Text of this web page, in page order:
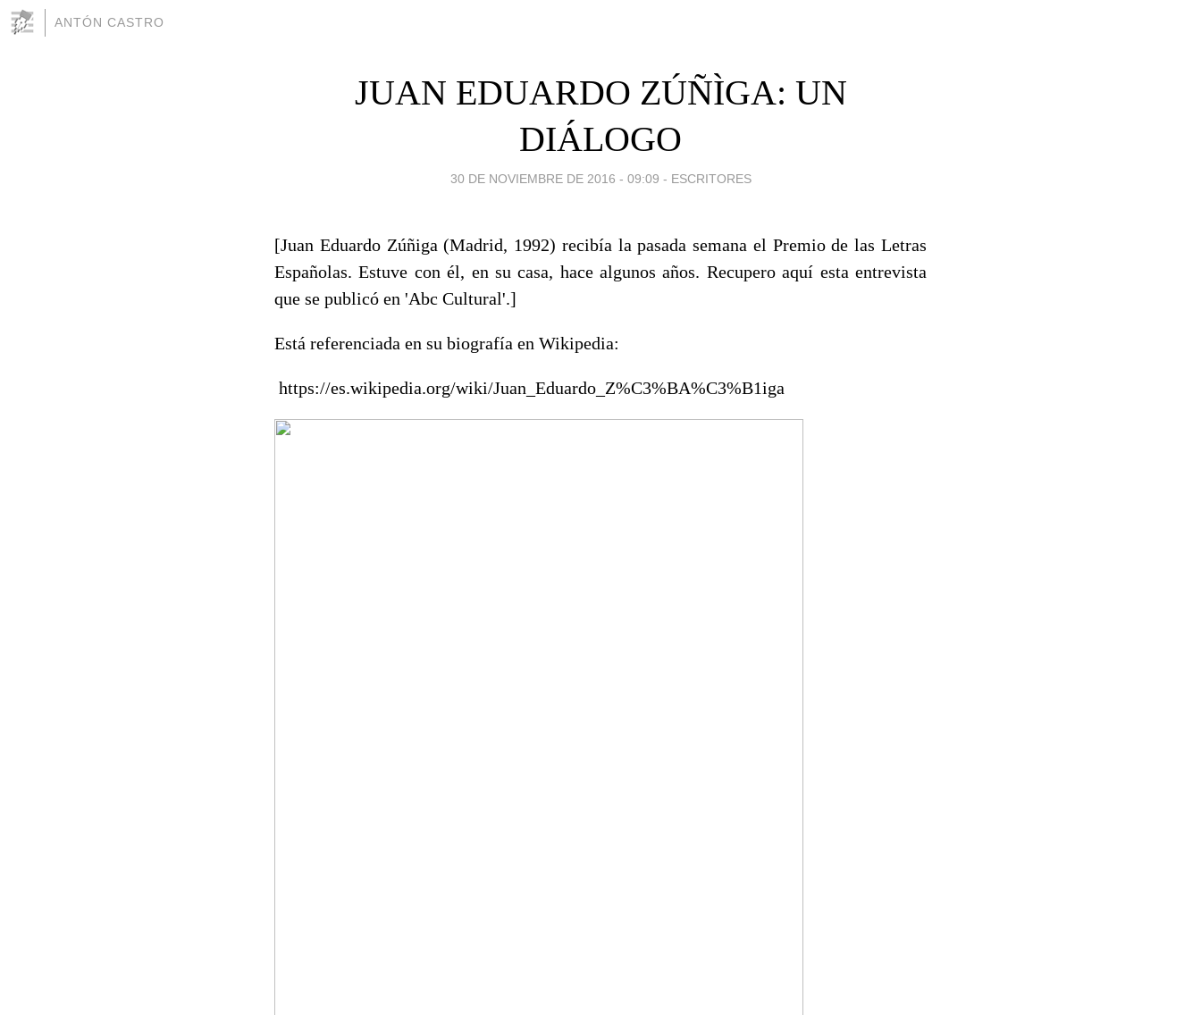
ANTÓN CASTRO
JUAN EDUARDO ZÚÑÌGA: UN
DIÁLOGO
30 DE NOVIEMBRE DE 2016 - 09:09 - ESCRITORES
[Juan Eduardo Zúñiga (Madrid, 1992) recibía la pasada semana el Premio de las Letras
Españolas. Estuve con él, en su casa, hace algunos años. Recupero aquí esta entrevista
que se publicó en 'Abc Cultural'.]
Está referenciada en su biografía en Wikipedia:
https://es.wikipedia.org/wiki/Juan_Eduardo_Z%C3%BA%C3%B1iga